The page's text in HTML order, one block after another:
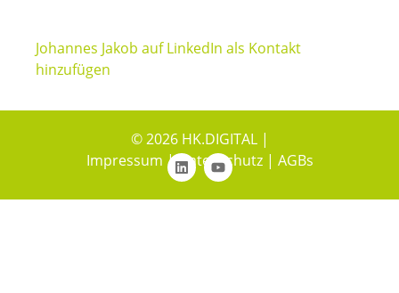
Johannes Jakob auf LinkedIn als Kontakt
hinzufügen
© 2026 HK.DIGITAL |
Impressum |Datenschutz| AGBs